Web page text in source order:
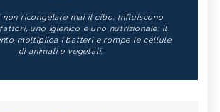
non ricongelare mai il cibo. Influiscono
uno igienico e uno nutrizionale: il
moltiplica i batteri e rompe le cellule
di animali e vegetali.